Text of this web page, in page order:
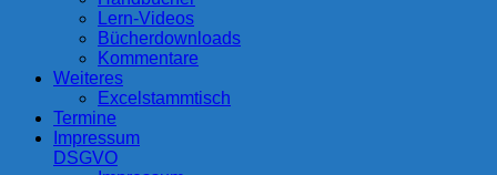
Lern-Videos
Bücherdownloads
Kommentare
Weiteres
Excelstammtisch
Termine
Impressum
DSGVO